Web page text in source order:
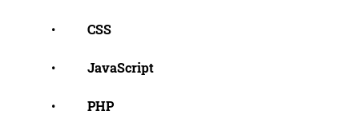
•CSS
•JavaScript
•PHP